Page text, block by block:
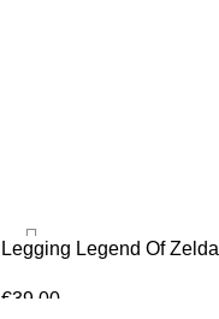
Legging Legend Of Zelda
€39.00